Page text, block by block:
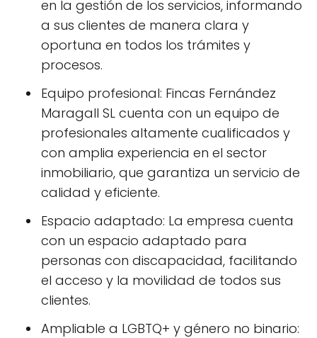
en la gestión de los servicios, informando
a sus clientes de manera clara y
oportuna en todos los trámites y
procesos.
Equipo profesional: Fincas Fernández
Maragall SL cuenta con un equipo de
profesionales altamente cualificados y
con amplia experiencia en el sector
inmobiliario, que garantiza un servicio de
calidad y eficiente.
Espacio adaptado: La empresa cuenta
con un espacio adaptado para
personas con discapacidad, facilitando
el acceso y la movilidad de todos sus
clientes.
Ampliable a LGBTQ+ y género no binario: